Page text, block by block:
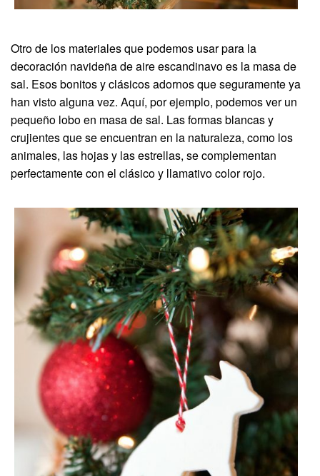
Otro de los materiales que podemos usar para la
decoración navideña de aire escandinavo es la masa de
sal. Esos bonitos y clásicos adornos que seguramente ya
han visto alguna vez. Aquí, por ejemplo, podemos ver un
pequeño lobo en masa de sal. Las formas blancas y
crujientes que se encuentran en la naturaleza, como los
animales, las hojas y las estrellas, se complementan
perfectamente con el clásico y llamativo color rojo.